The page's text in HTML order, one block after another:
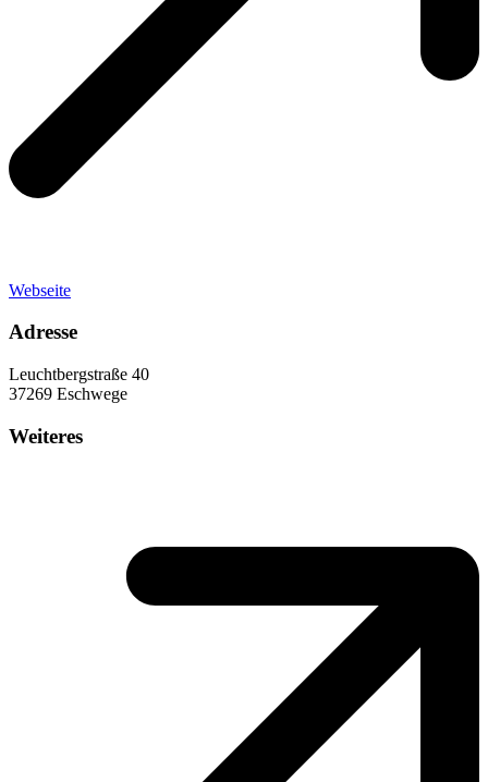
Webseite
Adresse
Leuchtbergstraße 40
37269 Eschwege
Weiteres